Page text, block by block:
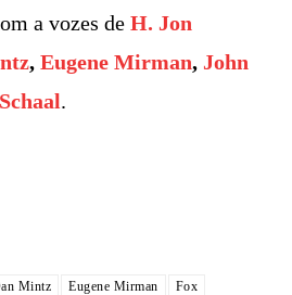
a vozes de H. Jon
, Eugene Mirman, John
.
Mintz Eugene Mirman
Fox